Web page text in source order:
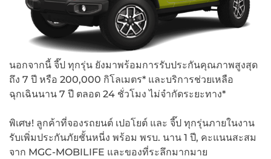
นอกจากนี้ จี๊ป ทุกรุ่น ยังมาพร้อมการรับประกันคุณภาพสูงสุด
ถึง 7 ปี หรือ 200,000 กิโลเมตร* และบริการช่วยเหลือ
ฉุกเฉินนาน 7 ปี ตลอด 24 ชั่วโมง ไม่จำกัดระยะทาง*
พิเศษ! ลูกค้าที่จองรถยนต์ เปอโยต์ และ จี๊ป ทุกรุ่นภายในงาน
รับเพิ่มประกันภัยชั้นหนี่ง พร้อม พรบ. นาน 1 ปี, คะแนนสะสม
จาก MGC-MOBILIFE และของที่ระลึกมากมาย